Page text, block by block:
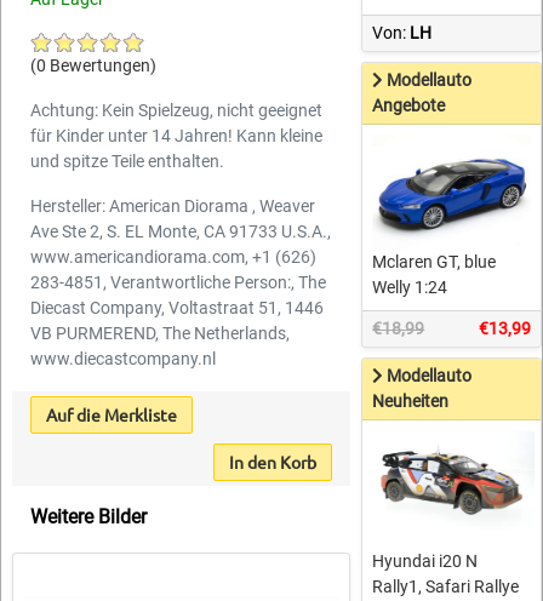
(0 Bewertungen)
Achtung: Kein Spielzeug, nicht geeignet
für Kinder unter 14 Jahren! Kann kleine
und spitze Teile enthalten.
Hersteller: American Diorama , Weaver
Ave Ste 2, S. EL Monte, CA 91733 U.S.A.,
www.americandiorama.com, +1 (626)
283-4851, Verantwortliche Person:, The
Diecast Company, Voltastraat 51, 1446
VB PURMEREND, The Netherlands,
www.diecastcompany.nl
Auf die Merkliste
In den Korb
Weitere Bilder
Von: LH
Modellauto
Angebote
Mclaren GT, blue
Welly 1:24
€18,99 €13,99
Modellauto
Neuheiten
Hyundai i20 N
Rally1, Safari Rallye